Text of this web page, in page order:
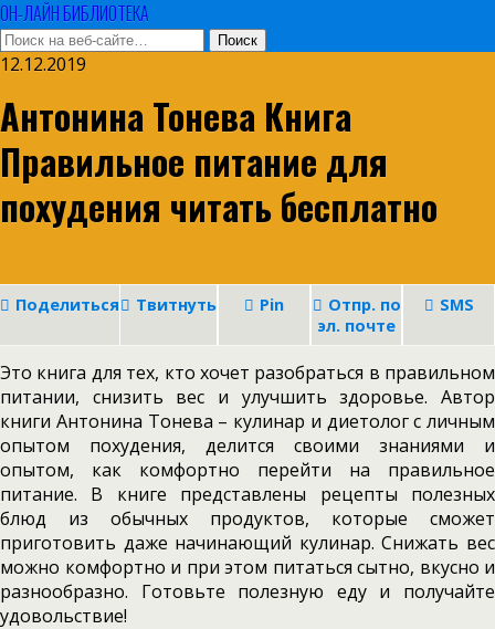
ОН-ЛАЙН БИБЛИОТЕКА
12.12.2019
Антонина Тонева Книга
Правильное питание для
похудения читать бесплатно
Поделиться Твитнуть Pin
Отпр. по
эл. почте
SMS
Это книга для тех, кто хочет разобраться в правильном
питании, снизить вес и улучшить здоровье. Автор
книги Антонина Тонева – кулинар и диетолог с личным
опытом похудения, делится своими знаниями и
опытом, как комфортно перейти на правильное
питание. В книге представлены рецепты полезных
блюд из обычных продуктов, которые сможет
приготовить даже начинающий кулинар. Снижать вес
можно комфортно и при этом питаться сытно, вкусно и
разнообразно. Готовьте полезную еду и получайте
удовольствие!